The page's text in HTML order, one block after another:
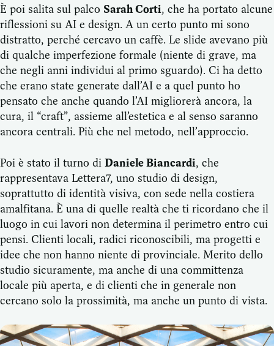
È poi salita sul palco Sarah Corti, che ha portato alcune
riflessioni su AI e design. A un certo punto mi sono
distratto, perché cercavo un caffè. Le slide avevano più
di qualche imperfezione formale (niente di grave, ma
che negli anni individui al primo sguardo). Ci ha detto
che erano state generate dall’AI e a quel punto ho
pensato che anche quando l’AI migliorerà ancora, la
cura, il “craft”, assieme all’estetica e al senso saranno
ancora centrali. Più che nel metodo, nell’approccio.
Poi è stato il turno di Daniele Biancardi, che
rappresentava Lettera7, uno studio di design,
soprattutto di identità visiva, con sede nella costiera
amalfitana. È una di quelle realtà che ti ricordano che il
luogo in cui lavori non determina il perimetro entro cui
pensi. Clienti locali, radici riconoscibili, ma progetti e
idee che non hanno niente di provinciale. Merito dello
studio sicuramente, ma anche di una committenza
locale più aperta, e di clienti che in generale non
cercano solo la prossimità, ma anche un punto di vista.